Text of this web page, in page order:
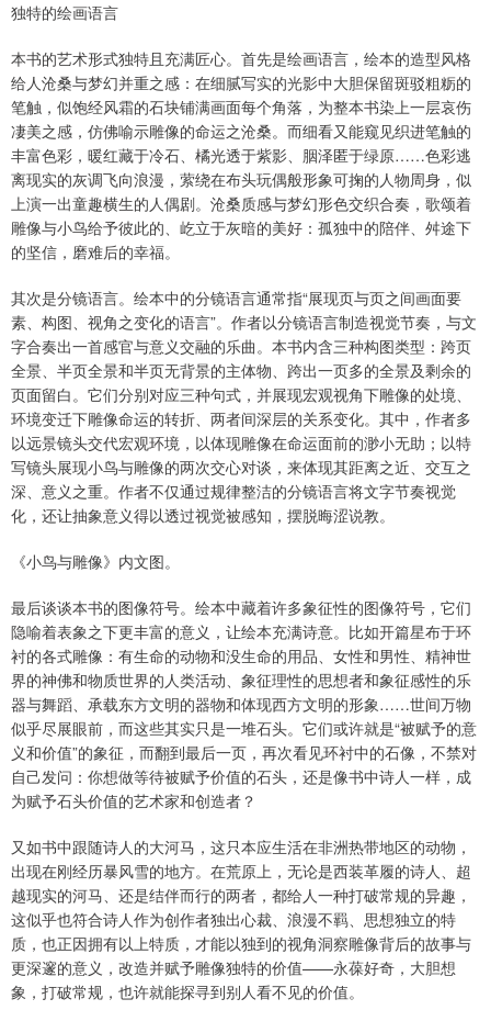
独特的绘画语言
本书的艺术形式独特且充满匠心。首先是绘画语言，绘本的造型风格
给人沧桑与梦幻并重之感：在细腻写实的光影中大胆保留斑驳粗粝的
笔触，似饱经风霜的石块铺满画面每个角落，为整本书染上一层哀伤
凄美之感，仿佛喻示雕像的命运之沧桑。而细看又能窥见织进笔触的
丰富色彩，暖红藏于冷石、橘光透于紫影、胭泽匿于绿原……色彩逃
离现实的灰调飞向浪漫，萦绕在布头玩偶般形象可掬的人物周身，似
上演一出童趣横生的人偶剧。沧桑质感与梦幻形色交织合奏，歌颂着
雕像与小鸟给予彼此的、屹立于灰暗的美好：孤独中的陪伴、舛途下
的坚信，磨难后的幸福。
其次是分镜语言。绘本中的分镜语言通常指“展现页与页之间画面要
素、构图、视角之变化的语言”。作者以分镜语言制造视觉节奏，与文
字合奏出一首感官与意义交融的乐曲。本书内含三种构图类型：跨页
全景、半页全景和半页无背景的主体物、跨出一页多的全景及剩余的
页面留白。它们分别对应三种句式，并展现宏观视角下雕像的处境、
环境变迁下雕像命运的转折、两者间深层的关系变化。其中，作者多
以远景镜头交代宏观环境，以体现雕像在命运面前的渺小无助；以特
写镜头展现小鸟与雕像的两次交心对谈，来体现其距离之近、交互之
深、意义之重。作者不仅通过规律整洁的分镜语言将文字节奏视觉
化，还让抽象意义得以透过视觉被感知，摆脱晦涩说教。
《小鸟与雕像》内文图。
最后谈谈本书的图像符号。绘本中藏着许多象征性的图像符号，它们
隐喻着表象之下更丰富的意义，让绘本充满诗意。比如开篇星布于环
衬的各式雕像：有生命的动物和没生命的用品、女性和男性、精神世
界的神佛和物质世界的人类活动、象征理性的思想者和象征感性的乐
器与舞蹈、承载东方文明的器物和体现西方文明的形象……世间万物
似乎尽展眼前，而这些其实只是一堆石头。它们或许就是“被赋予的意
义和价值”的象征，而翻到最后一页，再次看见环衬中的石像，不禁对
自己发问：你想做等待被赋予价值的石头，还是像书中诗人一样，成
为赋予石头价值的艺术家和创造者？
又如书中跟随诗人的大河马，这只本应生活在非洲热带地区的动物，
出现在刚经历暴风雪的地方。在荒原上，无论是西装革履的诗人、超
越现实的河马、还是结伴而行的两者，都给人一种打破常规的异趣，
这似乎也符合诗人作为创作者独出心裁、浪漫不羁、思想独立的特
质，也正因拥有以上特质，才能以独到的视角洞察雕像背后的故事与
更深邃的意义，改造并赋予雕像独特的价值——永葆好奇，大胆想
象，打破常规，也许就能探寻到别人看不见的价值。